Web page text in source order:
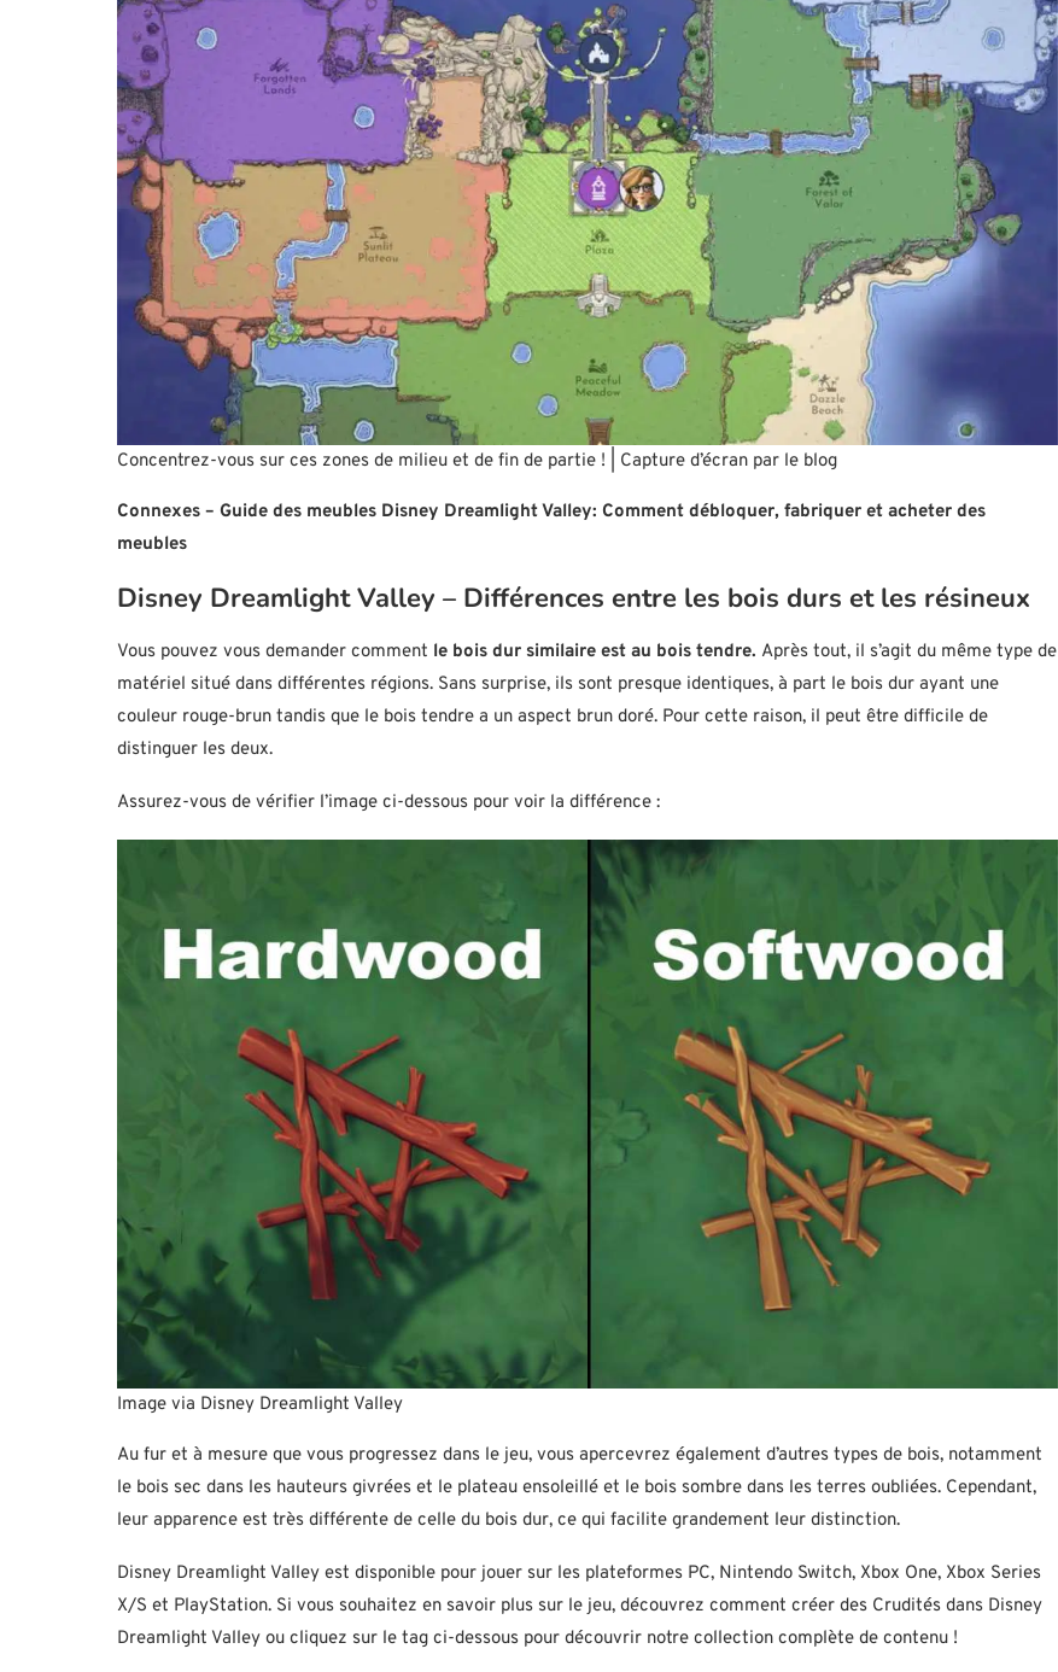
Concentrez-vous sur ces zones de milieu et de fin de partie ! | Capture d’écran par le blog
Connexes – Guide des meubles Disney Dreamlight Valley: Comment débloquer, fabriquer et acheter des
meubles
Disney Dreamlight Valley – Différences entre les bois durs et les résineux
Vous pouvez vous demander comment le bois dur similaire est au bois tendre. Après tout, il s’agit du même type de
matériel situé dans différentes régions. Sans surprise, ils sont presque identiques, à part le bois dur ayant une
couleur rouge-brun tandis que le bois tendre a un aspect brun doré. Pour cette raison, il peut être difficile de
distinguer les deux.
Assurez-vous de vérifier l’image ci-dessous pour voir la différence :
Image via Disney Dreamlight Valley
Au fur et à mesure que vous progressez dans le jeu, vous apercevrez également d’autres types de bois, notamment
le bois sec dans les hauteurs givrées et le plateau ensoleillé et le bois sombre dans les terres oubliées. Cependant,
leur apparence est très différente de celle du bois dur, ce qui facilite grandement leur distinction.
Disney Dreamlight Valley est disponible pour jouer sur les plateformes PC, Nintendo Switch, Xbox One, Xbox Series
X/S et PlayStation. Si vous souhaitez en savoir plus sur le jeu, découvrez comment créer des Crudités dans Disney
Dreamlight Valley ou cliquez sur le tag ci-dessous pour découvrir notre collection complète de contenu !